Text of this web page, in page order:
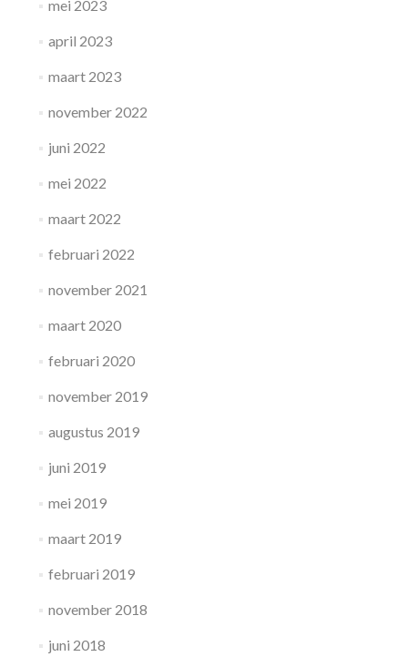
mei 2023
april 2023
maart 2023
november 2022
juni 2022
mei 2022
maart 2022
februari 2022
november 2021
maart 2020
februari 2020
november 2019
augustus 2019
juni 2019
mei 2019
maart 2019
februari 2019
november 2018
juni 2018